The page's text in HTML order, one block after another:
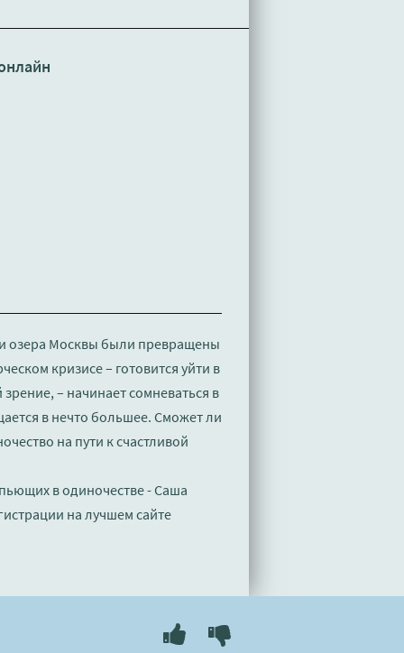
озера Москвы были превращены
кризисе – готовится уйти в
– начинает сомневаться в
в нечто большее. Сможет ли
на пути к счастливой
в одиночестве - Саша
на лучшем сайте